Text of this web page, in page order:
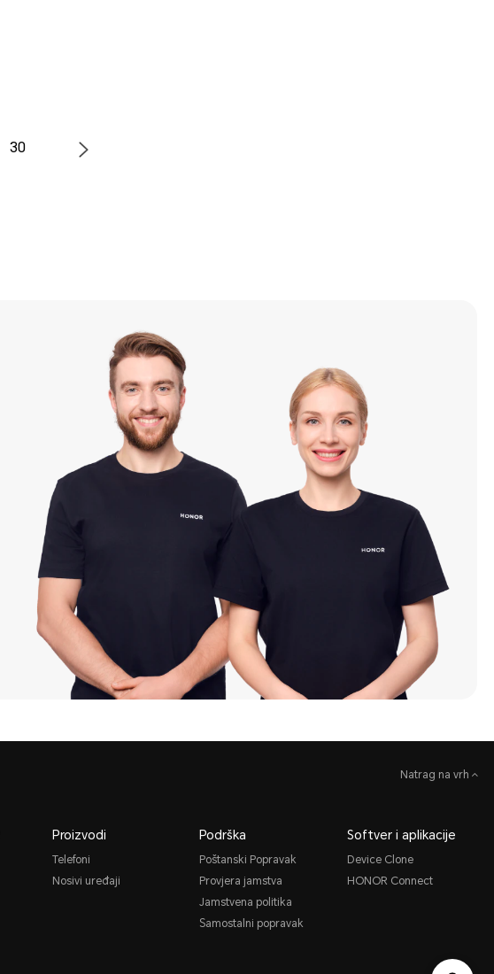
30
Natrag na vrh
Proizvodi
Telefoni
Nosivi uređaji
Podrška
Poštanski Popravak
Provjera jamstva
Jamstvena politika
Samostalni popravak
Softver i aplikacije
Device Clone
HONOR Connect